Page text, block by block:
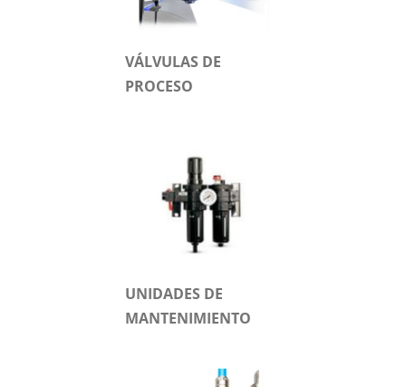
VÁLVULAS DE
PROCESO
UNIDADES DE
MANTENIMIENTO